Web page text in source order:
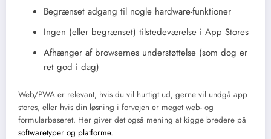
Begrænset adgang til nogle hardware-funktioner
Ingen (eller begrænset) tilstedeværelse i App Stores
Afhænger af browsernes understøttelse (som dog er
ret god i dag)
Web/PWA er relevant, hvis du vil hurtigt ud, gerne vil undgå app
stores, eller hvis din løsning i forvejen er meget web- og
formularbaseret. Her giver det også mening at kigge bredere på
softwaretyper og platforme.